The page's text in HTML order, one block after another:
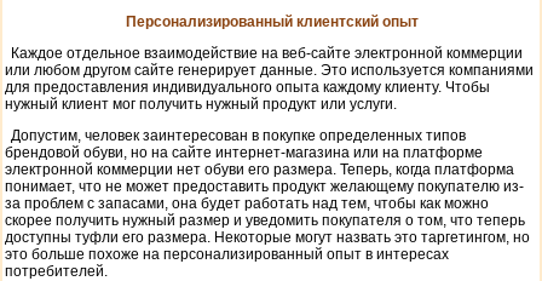
Персонализированный клиентский опыт
Каждое отдельное взаимодействие на веб-сайте электронной коммерции
или любом другом сайте генерирует данные. Это используется компаниями
для предоставления индивидуального опыта каждому клиенту. Чтобы
нужный клиент мог получить нужный продукт или услуги.
Допустим, человек заинтересован в покупке определенных типов
брендовой обуви, но на сайте интернет-магазина или на платформе
электронной коммерции нет обуви его размера. Теперь, когда платформа
понимает, что не может предоставить продукт желающему покупателю из-
за проблем с запасами, она будет работать над тем, чтобы как можно
скорее получить нужный размер и уведомить покупателя о том, что теперь
доступны туфли его размера. Некоторые могут назвать это таргетингом, но
это больше похоже на персонализированный опыт в интересах
потребителей.